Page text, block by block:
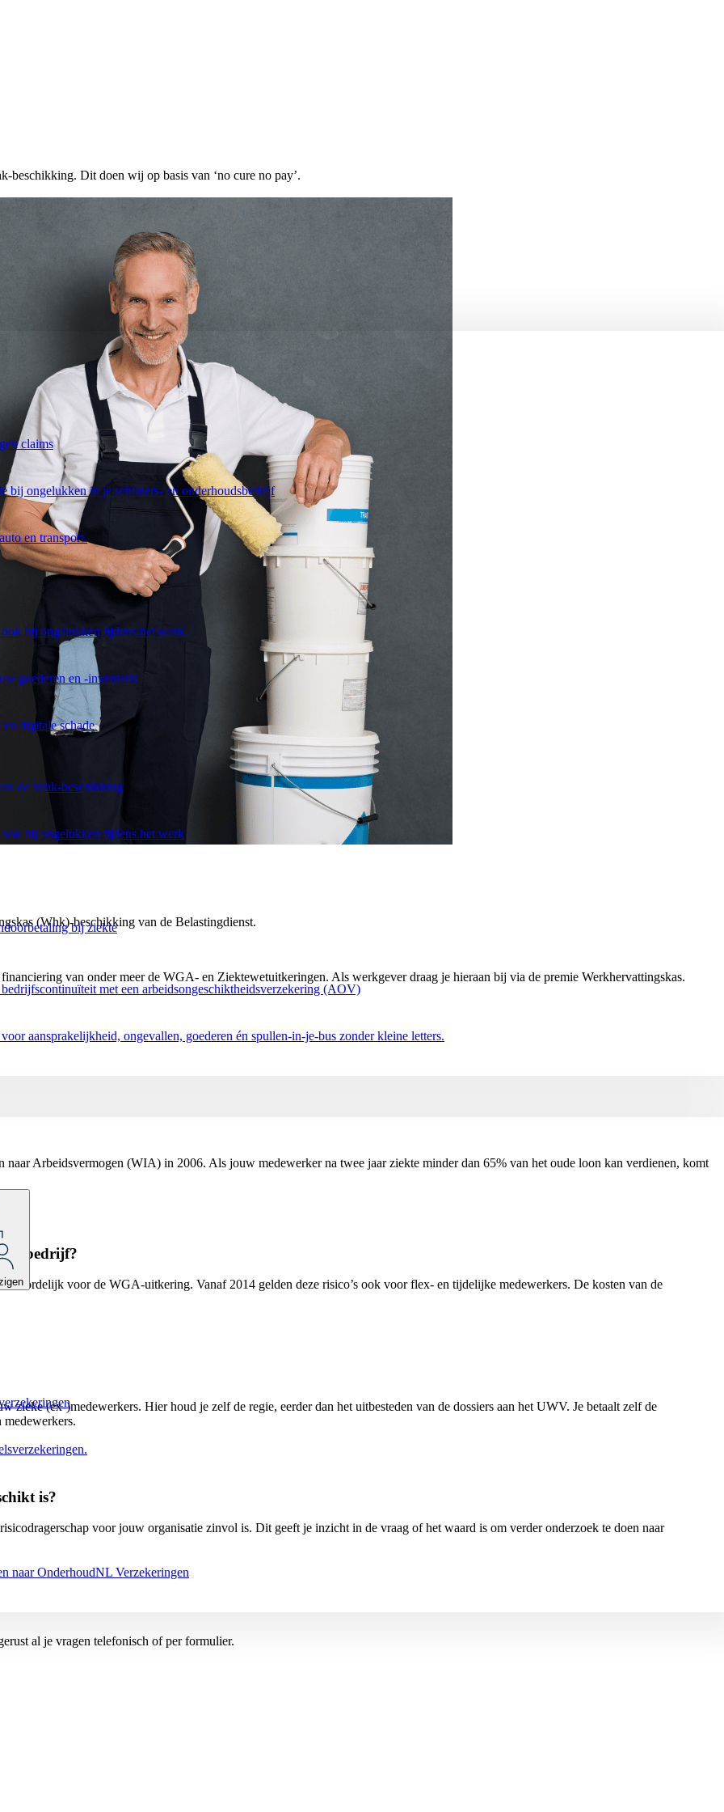
claims
bij ongelukken in je schilders- en onderhoudsbedrijf
en transport.
bij ongelukken tijdens het werk.
goederen en -inventaris
digitale schade
de Whk-beschikking
bij ongelukken tijdens het werk
bij ziekte
met een arbeidsongeschiktheidsverzekering (AOV)
aansprakelijkheid, ongevallen, goederen én spullen-in-je-bus zonder kleine letters.
naar OnderhoudNL Verzekeringen
beschikking. Dit doen wij op basis van ‘no cure no pay’.
(Whk)-beschikking van de Belastingdienst.
van onder meer de WGA- en Ziektewetuitkeringen. Als werkgever draag je hieraan bij via de premie Werkhervattingskas.
Arbeidsvermogen (WIA) in 2006. Als jouw medewerker na twee jaar ziekte minder dan 65% van het oude loon kan verdienen, komt
bedrijf?
voor de WGA-uitkering. Vanaf 2014 gelden deze risico’s ook voor flex- en tijdelijke medewerkers. De kosten van de
(ex-)medewerkers. Hier houd je zelf de regie, eerder dan het uitbesteden van de dossiers aan het UWV. Je betaalt zelf de
is?
voor jouw organisatie zinvol is. Dit geeft je inzicht in de vraag of het waard is om verder onderzoek te doen naar
al je vragen telefonisch of per formulier.